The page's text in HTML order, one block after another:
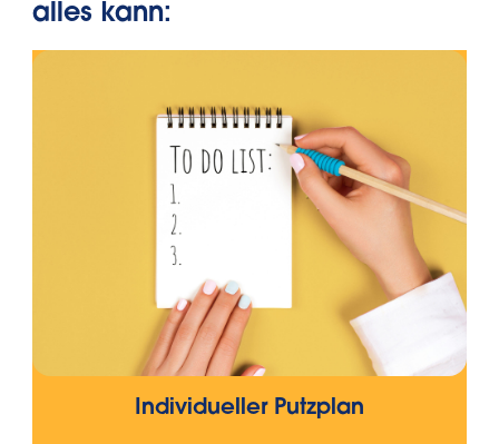
alles kann:
Individueller Putzplan